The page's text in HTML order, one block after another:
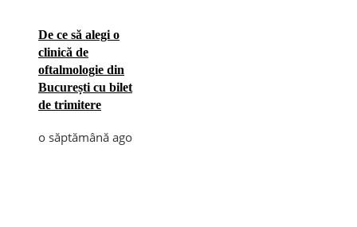
De ce să alegi o
clinică de
oftalmologie din
București cu bilet
de trimitere
o săptămână ago